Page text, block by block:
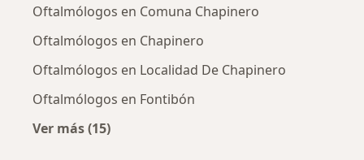
Oftalmólogos en Comuna Chapinero
Oftalmólogos en Chapinero
Oftalmólogos en Localidad De Chapinero
Oftalmólogos en Fontibón
Ver más (15)